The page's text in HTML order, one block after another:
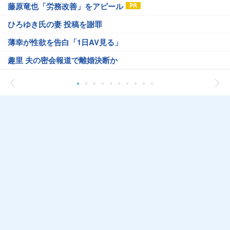
藤原竜也「労務改善」をアピール
ひろゆき氏の妻 投稿を謝罪
薄幸が性欲を告白「1日AV見る」
趣里 夫の密会報道で離婚決断か